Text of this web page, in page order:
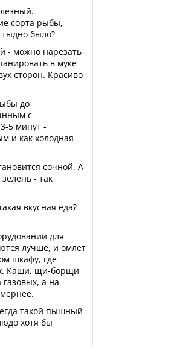
сорта рыбы,
было?
- можно нарезать
в муке
сторон. Красиво
до
с
5 минут -
и как холодная
сочной. А
- так
вкусная еда?
для
лучше, и омлет
шкафу, где
Каши, щи-борщи
газовых, а на
такой пышный
хотя бы